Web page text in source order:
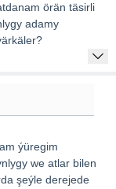
örän täsirli
adamy
ýüregim
we atlar bilen
şeýle derejede